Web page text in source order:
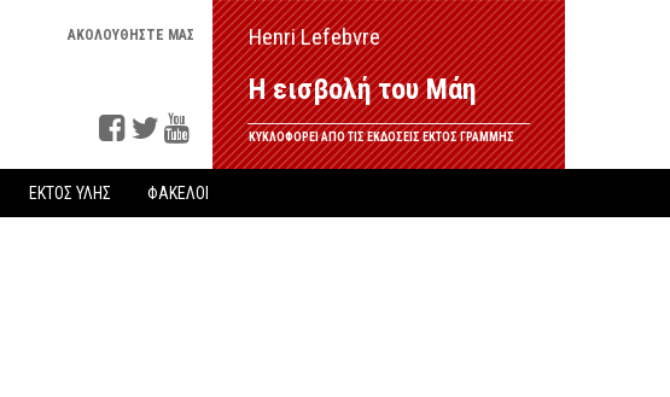
ΑΚΟΛΟΥΘΗΣΤΕ ΜΑΣ Henri Lefebvre
Η εισβολή του Μάη
ΚΥΚΛΟΦΟΡΕΙ ΑΠΟ ΤΙΣ ΕΚΔΟΣΕΙΣ ΕΚΤΟΣ ΓΡΑΜΜΗΣ
ΕΚΤΟΣ ΥΛΗΣ ΦΑΚΕΛΟΙ